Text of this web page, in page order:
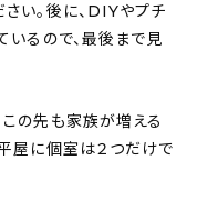
い。後に、DIYやプチ
いるので、最後まで見
の先も家族が増える
屋に個室は２つだけで